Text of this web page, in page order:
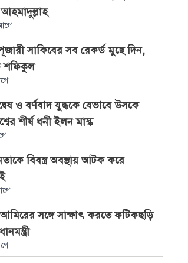
সাকিবের সব রেকর্ড মুছে দিন,
শফিকুল
ও বর্ণবাদ যুদ্ধকে যেভাবে উসকে
শীর্ষ ধনী ইলন মাস্ক
বিবস্ত্র অবস্থায় আটক করে
সঙ্গে সাক্ষাৎ করতে ফটিকছড়ি